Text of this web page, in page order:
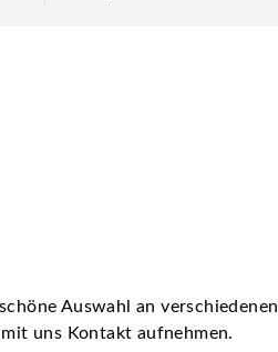
Auswahl an verschiedenen
uns Kontakt aufnehmen.